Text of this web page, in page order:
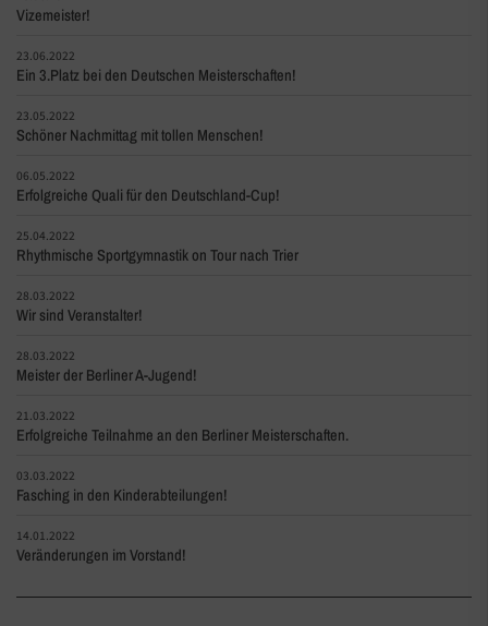
Vizemeister!
23.06.2022
Ein 3.Platz bei den Deutschen Meisterschaften!
23.05.2022
Schöner Nachmittag mit tollen Menschen!
06.05.2022
Erfolgreiche Quali für den Deutschland-Cup!
25.04.2022
Rhythmische Sportgymnastik on Tour nach Trier
28.03.2022
Wir sind Veranstalter!
28.03.2022
Meister der Berliner A-Jugend!
21.03.2022
Erfolgreiche Teilnahme an den Berliner Meisterschaften.
03.03.2022
Fasching in den Kinderabteilungen!
14.01.2022
Veränderungen im Vorstand!